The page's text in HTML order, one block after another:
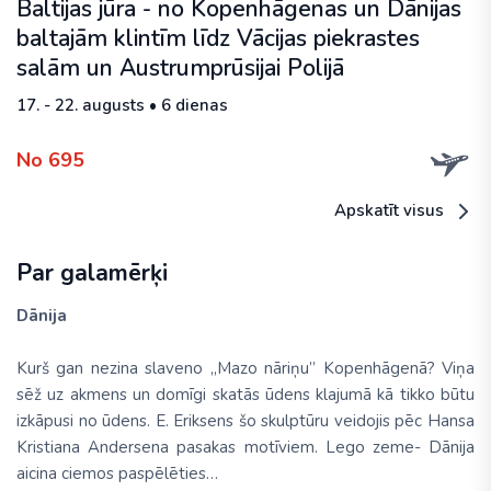
Baltijas jūra - no Kopenhāgenas un Dānijas
baltajām klintīm līdz Vācijas piekrastes
salām un Austrumprūsijai Polijā
17. - 22. augusts • 6 dienas
No 695
Apskatīt visus
Par galamērķi
Dānija
Kurš gan nezina slaveno „Mazo nāriņu” Kopenhāgenā? Viņa
sēž uz akmens un domīgi skatās ūdens klajumā kā tikko būtu
izkāpusi no ūdens. E. Eriksens šo skulptūru veidojis pēc Hansa
Kristiana Andersena pasakas motīviem. Lego zeme- Dānija
aicina ciemos paspēlēties…